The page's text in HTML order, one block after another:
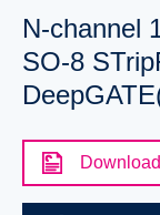
N-channel
SO-8